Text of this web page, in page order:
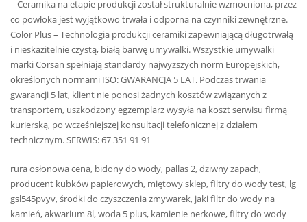
– Ceramika na etapie produkcji został strukturalnie wzmocniona, przez
co powłoka jest wyjątkowo trwała i odporna na czynniki zewnętrzne.
Color Plus – Technologia produkcji ceramiki zapewniającą długotrwałą
i nieskazitelnie czystą, białą barwę umywalki. Wszystkie umywalki
marki Corsan spełniają standardy najwyższych norm Europejskich,
określonych normami ISO: GWARANCJA 5 LAT. Podczas trwania
gwarancji 5 lat, klient nie ponosi żadnych kosztów związanych z
transportem, uszkodzony egzemplarz wysyła na koszt serwisu firmą
kurierską, po wcześniejszej konsultacji telefonicznej z działem
technicznym. SERWIS: 67 351 91 91
rura osłonowa cena, bidony do wody, pallas 2, dziwny zapach,
producent kubków papierowych, miętowy sklep, filtry do wody test, lg
gsl545pvyv, środki do czyszczenia zmywarek, jaki filtr do wody na
kamień, akwarium 8l, woda 5 plus, kamienie nerkowe, filtry do wody